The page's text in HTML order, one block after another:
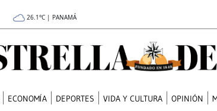
26.1°C | PANAMÁ
ECONOMÍA DEPORTES VIDA Y CULTURA OPINIÓN